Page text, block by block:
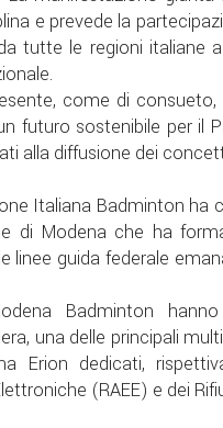
e prevede la
tutte le regioni italiane
come di
futuro sostenibile per il
alla diffusione dei
Italiana Badminton ha
di Modena che ha
linee guida federale
Badminton
una delle principali
Erion dedicati,
(RAEE) e dei